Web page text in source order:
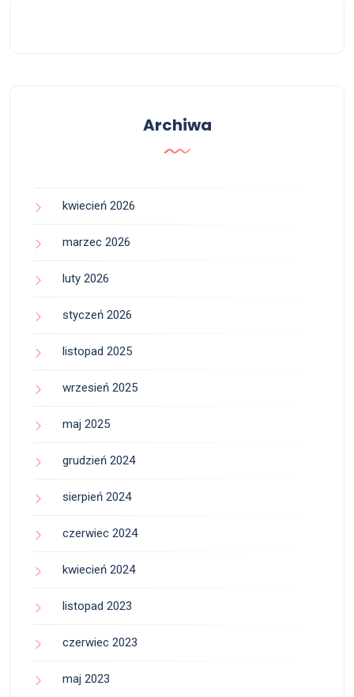
Archiwa
kwiecień 2026
marzec 2026
luty 2026
styczeń 2026
listopad 2025
wrzesień 2025
maj 2025
grudzień 2024
sierpień 2024
czerwiec 2024
kwiecień 2024
listopad 2023
czerwiec 2023
maj 2023